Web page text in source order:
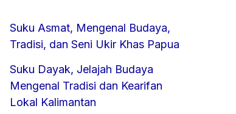
Suku Asmat, Mengenal Budaya,
Tradisi, dan Seni Ukir Khas Papua
Suku Dayak, Jelajah Budaya
Mengenal Tradisi dan Kearifan
Lokal Kalimantan